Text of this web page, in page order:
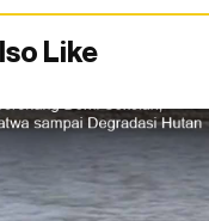
Like